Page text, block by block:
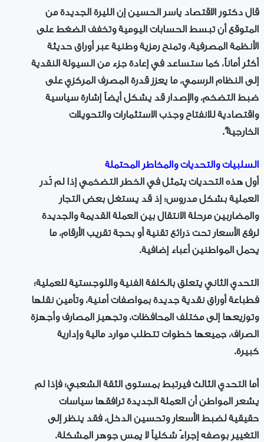
قال دكتور الاقتصاد ياسر الحسين إن الليرة الجديدة من
المتوقع أن تبسط الحسابات اليومية وتخفف الضغط على
الأنظمة المصرفية، وتمنح رمزية وطنية عبر أوراق حديثة
أكثر أماناً، كما ستساعد في إعادة جزء من السيولة النقدية
إلى النظام الرسمي، ما يعزز قدرة المصرف المركزي على
ضبط التضخم، والإصدار قد يشكل أيضاً إشارة سياسية
واقتصادية للانفتاح وجذب الاستثمارات والتحويلات
الخارجية”.
السلبيات والتحديات والمخاطر المحتملة
أول هذه التحديات يتمثل في الخطر التضخمي إذا لم تُدر
العملية بشكل مدروس؛ إذ قد يستغل بعض التجار
والمضاربين مرحلة الانتقال بين العملة القديمة والجديدة
لرفع الأسعار تحت ذرائع تقنية أو بحجة تقريب الأرقام، ما
يحمل المواطنين أعباء إضافية.
التحدي الثاني يتعلق بالكلفة الفنية واللوجستية للعملية؛
فطباعة أوراق نقدية جديدة بمواصفات أمنية، وتأمين نقلها
وتوزيعها إلى مختلف المحافظات، وتجهيز المصارف وأجهزة
الصراف، جميعها خطوات تتطلب موارد مالية وإدارية
كبيرة.
أما التحدي الثالث فيرتبط بمستوى الثقة الشعبي؛ فإذا لم
يشعر المواطن أن العملة الجديدة ترافقها سياسات
حقيقية لضبط الأسعار وتحسين الدخل، فقد ينظر إلى
التغيير بوصفه إجراءً شكلياً لا يمس جوهر المشكلة.